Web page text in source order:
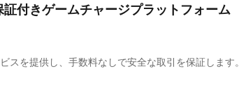
付きゲームチャージプラットフォーム
スを提供し、手数料なしで安全な取引を保証します。